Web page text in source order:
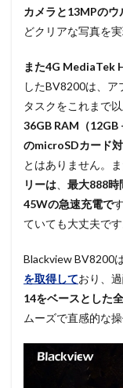
カメラと13MPの
どクリアな写真を実
また4G MediaTek
したBV8200は、
タスクをこれまで
36GB RAM（12GB
のmicroSDカード
とはありません。
リーは
最大888時
45Wの急速充電で
ていても大丈夫です
Blackview BV8200
を取得しており、
14をベースとした
ムーズで直感的な